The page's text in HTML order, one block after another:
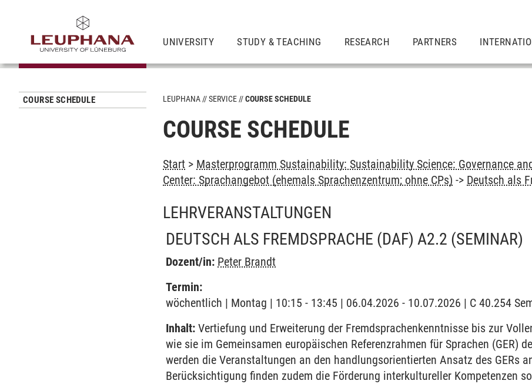
UNIVERSITY STUDY & TEACHING RESEARCH PARTNERS
COURSE SCHEDULE LEUPHANA SERVICE COURSE SCHEDULE
COURSE SCHEDULE
Start > Masterprogramm Sustainability: Sustainability Science: Governance
Center: Sprachangebot (ehemals Sprachenzentrum; ohne CPs) -> Deutsch als
LEHRVERANSTALTUNGEN
DEUTSCH ALS FREMDSPRACHE (DAF) A2.2 (SEMINAR)
Dozent/in: Peter Brandt
Termin:
wöchentlich | Montag | 10:15 - 13:45 | 06.04.2026 - 10.07.2026 | C 40.254
Inhalt: Vertiefung und Erweiterung der Fremdsprachenkenntnisse bis zur
wie sie im Gemeinsamen europäischen Referenzrahmen für Sprachen (GER)
werden die Veranstaltungen an den handlungsorientierten Ansatz des GERs
Berücksichtigung finden zudem die Förderung interkultureller Kompetenzen